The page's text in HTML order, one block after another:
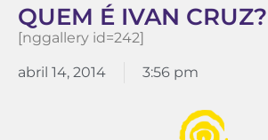
QUEM É IVAN CRUZ?
[nggallery id=242]
abril 14, 2014 3:56 pm